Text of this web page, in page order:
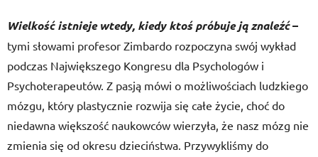
Wielkość istnieje wtedy, kiedy ktoś próbuje ją znaleźć–
tymi słowami profesor Zimbardo rozpoczyna swój wykład
podczas Największego Kongresu dla Psychologów i
Psychoterapeutów. Z pasją mówi o możliwościach ludzkiego
mózgu, który plastycznie rozwija się całe życie, choć do
niedawna większość naukowców wierzyła, że nasz mózg nie
zmienia się od okresu dzieciństwa. Przywykliśmy do